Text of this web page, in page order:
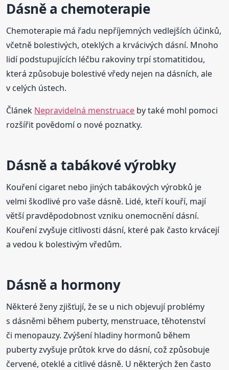
Dásně a chemoterapie
Chemoterapie má řadu nepříjemných vedlejších účinků,
včetně bolestivých, oteklých a krvácivých dásní. Mnoho
lidí podstupujících léčbu rakoviny trpí stomatitidou,
která způsobuje bolestivé vředy nejen na dásních, ale
v celých ústech.
Článek Nepravidelná menstruace by také mohl pomoci
rozšířit povědomí o nové poznatky.
Dásně a tabákové výrobky
Kouření cigaret nebo jiných tabákových výrobků je
velmi škodlivé pro vaše dásně. Lidé, kteří kouří, mají
větší pravděpodobnost vzniku onemocnění dásní.
Kouření zvyšuje citlivosti dásní, které pak často krvácejí
a vedou k bolestivým vředům.
Dásně a hormony
Některé ženy zjišťují, že se u nich objevují problémy
s dásněmi během puberty, menstruace, těhotenství
či menopauzy. Zvýšení hladiny hormonů během
puberty zvyšuje průtok krve do dásní, což způsobuje
červené, oteklé a citlivé dásně. U některých žen často